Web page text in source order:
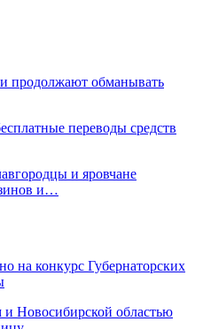
продолжают обманывать
переводы средств
и яровчане
и…
на конкурс Губернаторских
Новосибирской областью